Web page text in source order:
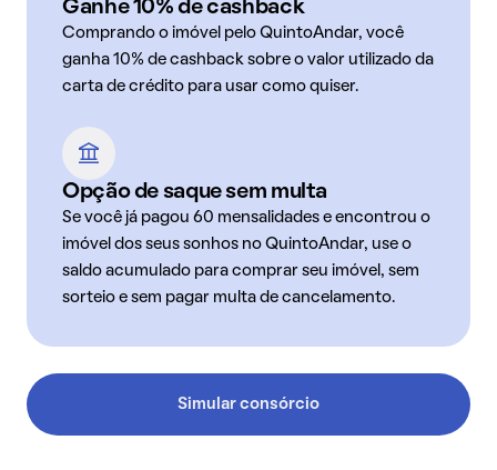
Ganhe 10% de cashback
Comprando o imóvel pelo QuintoAndar, você
ganha 10% de cashback sobre o valor utilizado da
carta de crédito para usar como quiser.
Opção de saque sem multa
Se você já pagou 60 mensalidades e encontrou o
imóvel dos seus sonhos no QuintoAndar, use o
saldo acumulado para comprar seu imóvel, sem
sorteio e sem pagar multa de cancelamento.
Simular consórcio